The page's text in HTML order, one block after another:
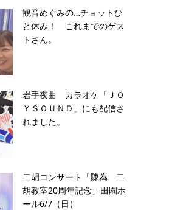
観音めぐみの…チョットひ
と休み！ これまでのゲス
トさん。
岩手夜曲 カラオケ「ＪＯ
ＹＳＯＵＮＤ」にも配信さ
れました。
二胡コンサート「陳為 二
胡教室20周年記念」田園ホ
ール6/7（日）